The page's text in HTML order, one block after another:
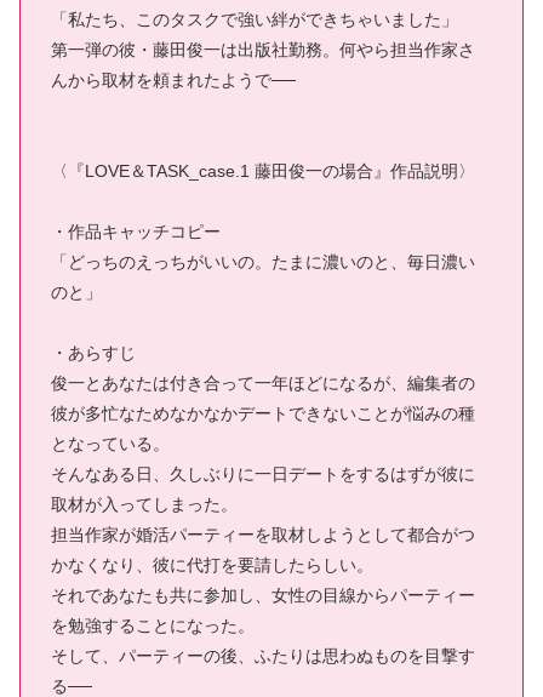
「私たち、このタスクで強い絆ができちゃいました」
第一弾の彼・藤田俊一は出版社勤務。何やら担当作家さ
んから取材を頼まれたようで──
〈『LOVE＆TASK_case.1 藤田俊一の場合』作品説明〉
・作品キャッチコピー
「どっちのえっちがいいの。たまに濃いのと、毎日濃い
のと」
・あらすじ
俊一とあなたは付き合って一年ほどになるが、編集者の
彼が多忙なためなかなかデートできないことが悩みの種
となっている。
そんなある日、久しぶりに一日デートをするはずが彼に
取材が入ってしまった。
担当作家が婚活パーティーを取材しようとして都合がつ
かなくなり、彼に代打を要請したらしい。
それであなたも共に参加し、女性の目線からパーティー
を勉強することになった。
そして、パーティーの後、ふたりは思わぬものを目撃す
る──